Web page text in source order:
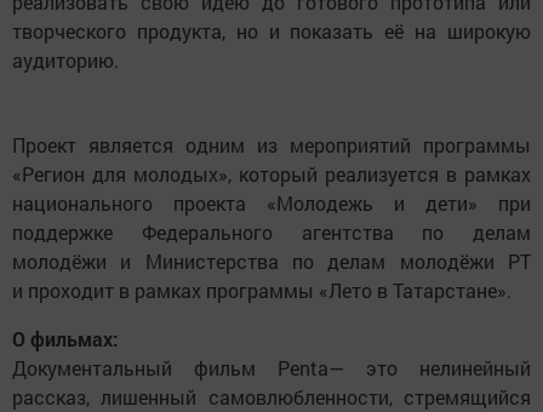
творческого продукта, но и показать её на широкую
аудиторию.
Проект является одним из мероприятий программы
«Регион для молодых», который реализуется в рамках
национального проекта «Молодежь и дети» при
поддержке Федерального агентства по делам
молодёжи и Министерства по делам молодёжи РТ
и проходит в рамках программы «Лето в Татарстане».
О фильмах:
Документальный фильм Penta— это нелинейный
рассказ, лишенный самовлюбленности, стремящийся